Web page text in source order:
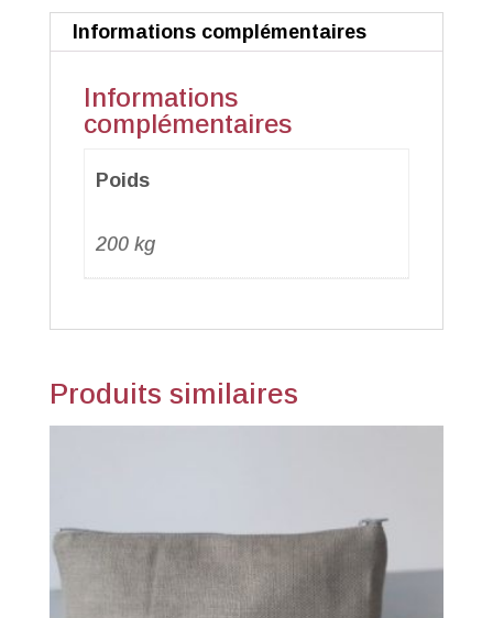
gabardine
Informations complémentaires
Informations
complémentaires
Poids
200 kg
Produits similaires